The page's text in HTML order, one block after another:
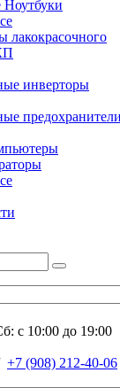
лакокрасочного
инверторы
c 10:00 до 19:00
+7 (908) 212-40-06